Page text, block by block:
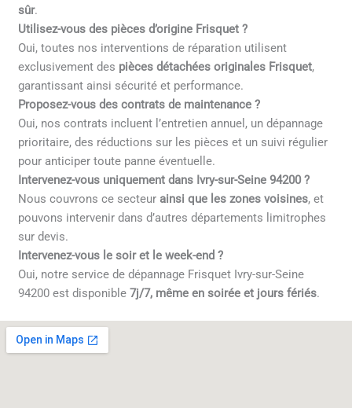
sûr.
Utilisez-vous des pièces d’origine Frisquet ?
Oui, toutes nos interventions de réparation utilisent
exclusivement des pièces détachées originales Frisquet,
garantissant ainsi sécurité et performance.
Proposez-vous des contrats de maintenance ?
Oui, nos contrats incluent l’entretien annuel, un dépannage
prioritaire, des réductions sur les pièces et un suivi régulier
pour anticiper toute panne éventuelle.
Intervenez-vous uniquement dans Ivry-sur-Seine 94200 ?
Nous couvrons ce secteur ainsi que les zones voisines, et
pouvons intervenir dans d’autres départements limitrophes
sur devis.
Intervenez-vous le soir et le week-end ?
Oui, notre service de dépannage Frisquet Ivry-sur-Seine
94200 est disponible7j/7, même en soirée et jours fériés.